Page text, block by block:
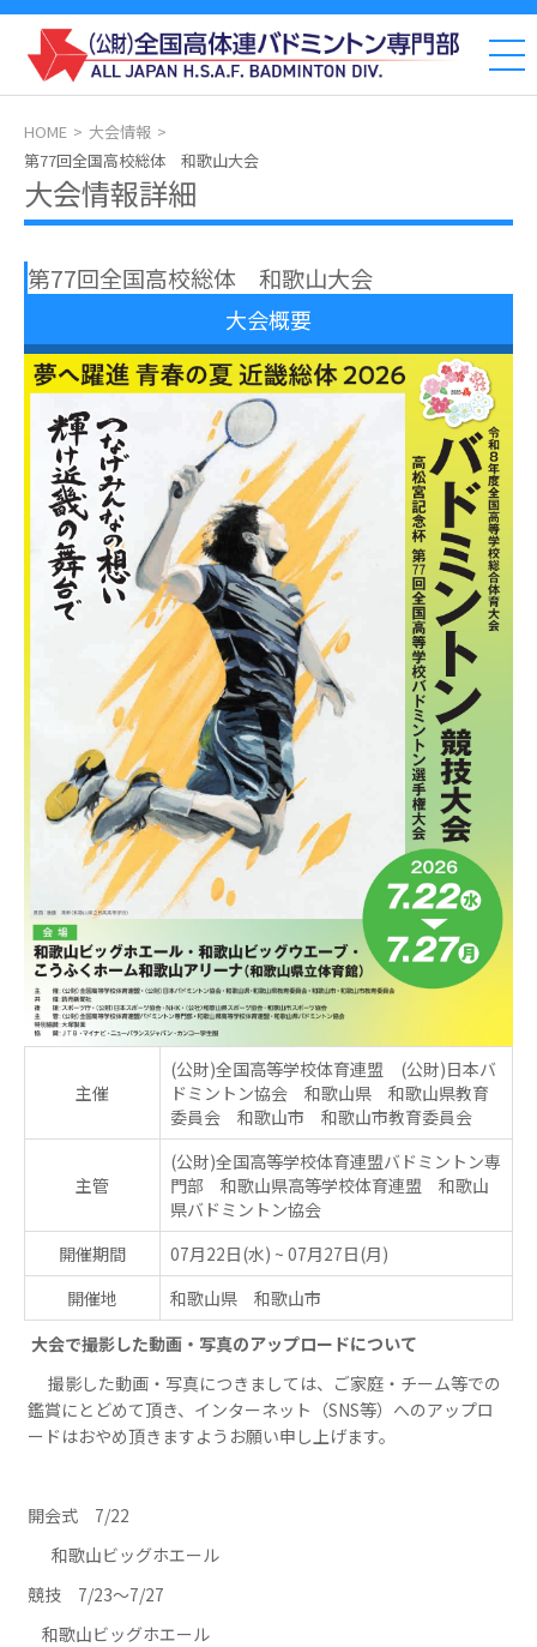
HOME
大会情報
第77回全国高校総体 和歌山大会
大会情報詳細
第77回全国高校総体 和歌山大会
大会概要
主催
(公財)全国高等学校体育連盟 (公財)日本バ
ドミントン協会 和歌山県 和歌山県教育
委員会 和歌山市 和歌山市教育委員会
主管
(公財)全国高等学校体育連盟バドミントン専
門部 和歌山県高等学校体育連盟 和歌山
県バドミントン協会
開催期間
07月22日(水) ~ 07月27日(月)
開催地
和歌山県 和歌山市
大会で撮影した動画・写真のアップロードについて
撮影した動画・写真につきましては、ご家庭・チーム等での
鑑賞にとどめて頂き、インターネット（SNS等）へのアップロ
ードはおやめ頂きますようお願い申し上げます。
開会式　7/22
  　和歌山ビッグホエール
競技　7/23～7/27
    和歌山ビッグホエール